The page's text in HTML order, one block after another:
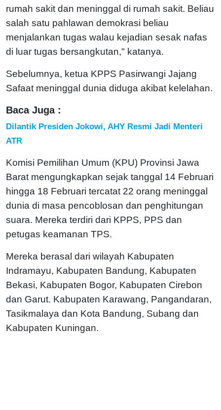
rumah sakit dan meninggal di rumah sakit. Beliau
salah satu pahlawan demokrasi beliau
menjalankan tugas walau kejadian sesak nafas
di luar tugas bersangkutan," katanya.
Sebelumnya, ketua KPPS Pasirwangi Jajang
Safaat meninggal dunia diduga akibat kelelahan.
Baca Juga :
Dilantik Presiden Jokowi, AHY Resmi Jadi Menteri
ATR
Komisi Pemilihan Umum (KPU) Provinsi Jawa
Barat mengungkapkan sejak tanggal 14 Februari
hingga 18 Februari tercatat 22 orang meninggal
dunia di masa pencoblosan dan penghitungan
suara. Mereka terdiri dari KPPS, PPS dan
petugas keamanan TPS.
Mereka berasal dari wilayah Kabupaten
Indramayu, Kabupaten Bandung, Kabupaten
Bekasi, Kabupaten Bogor, Kabupaten Cirebon
dan Garut. Kabupaten Karawang, Pangandaran,
Tasikmalaya dan Kota Bandung, Subang dan
Kabupaten Kuningan.